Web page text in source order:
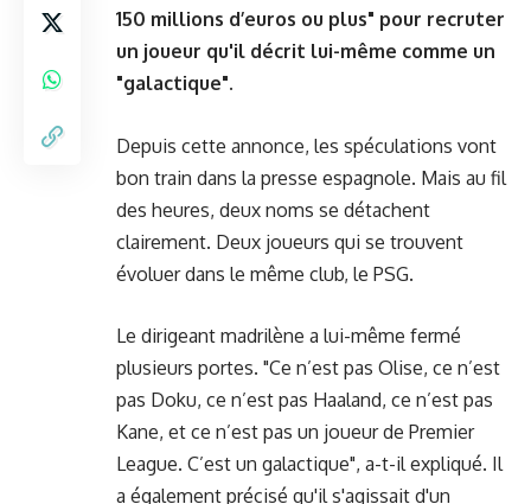
150 millions d’euros ou plus" pour recruter
un joueur qu'il décrit lui-même comme un
"galactique".
Depuis cette annonce, les spéculations vont
bon train dans la presse espagnole. Mais au fil
des heures, deux noms se détachent
clairement. Deux joueurs qui se trouvent
évoluer dans le même club, le PSG.
Le dirigeant madrilène a lui-même fermé
plusieurs portes. "Ce n’est pas Olise, ce n’est
pas Doku, ce n’est pas Haaland, ce n’est pas
Kane, et ce n’est pas un joueur de Premier
League. C’est un galactique", a-t-il expliqué. Il
a également précisé qu'il s'agissait d'un